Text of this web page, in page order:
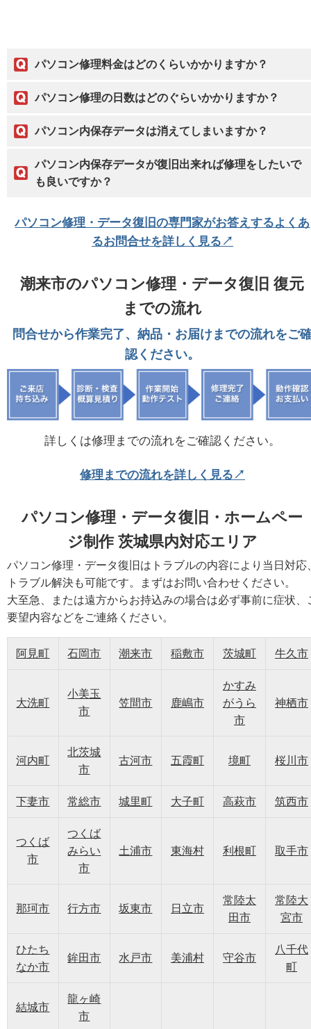
パソコン修理料金はどのくらいかかりますか？
パソコン修理の日数はどのぐらいかかりますか？
パソコン内保存データは消えてしまいますか？
パソコン内保存データが復旧出来れば修理をしたいで
も良いですか？
パソコン修理・データ復旧の専門家がお答えするよくあ
るお問合せを詳しく見る↗
潮来市のパソコン修理・データ復旧 復元
までの流れ
問合せから作業完了、納品・お届けまでの流れをご
認ください。
詳しくは修理までの流れをご確認ください。
修理までの流れを詳しく見る↗
パソコン修理・データ復旧・ホームペー
ジ制作 茨城県内対応エリア
パソコン修理・データ復旧はトラブルの内容により当日対応
トラブル解決も可能です。まずはお問い合わせください。
大至急、または遠方からお持込みの場合は必ず事前に症状、
要望内容などをご連絡ください。
阿見町 石岡市 潮来市 稲敷市 茨城町 牛久市
大洗町
小美玉
市
笠間市 鹿嶋市
かすみ
がうら
市
神栖市
河内町
北茨城
市
古河市 五霞町 境町 桜川市
下妻市 常総市 城里町 大子町 高萩市 筑西市
つくば
市
つくば
みらい
市
土浦市 東海村 利根町 取手市
那珂市 行方市 坂東市 日立市
常陸太
田市
常陸大
宮市
ひたち
なか市
鉾田市 水戸市 美浦村 守谷市
八千代
町
結城市
龍ヶ崎
市